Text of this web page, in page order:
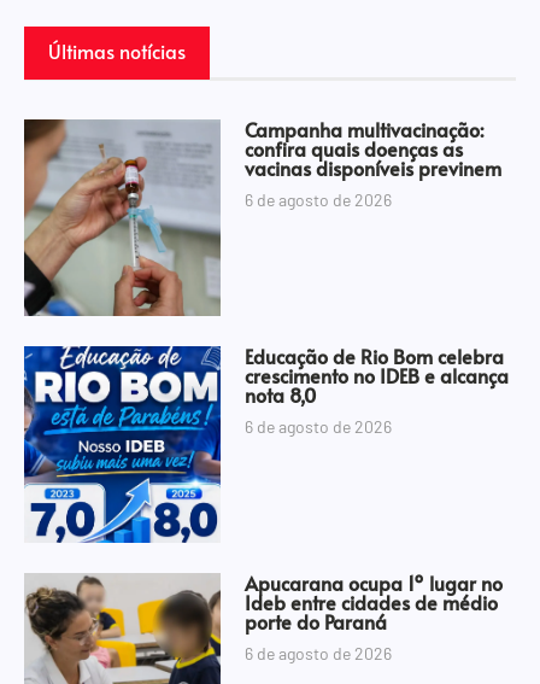
Últimas notícias
Campanha multivacinação:
confira quais doenças as
vacinas disponíveis previnem
6 de agosto de 2026
Educação de Rio Bom celebra
crescimento no IDEB e alcança
nota 8,0
6 de agosto de 2026
Apucarana ocupa 1º lugar no
Ideb entre cidades de médio
porte do Paraná
6 de agosto de 2026